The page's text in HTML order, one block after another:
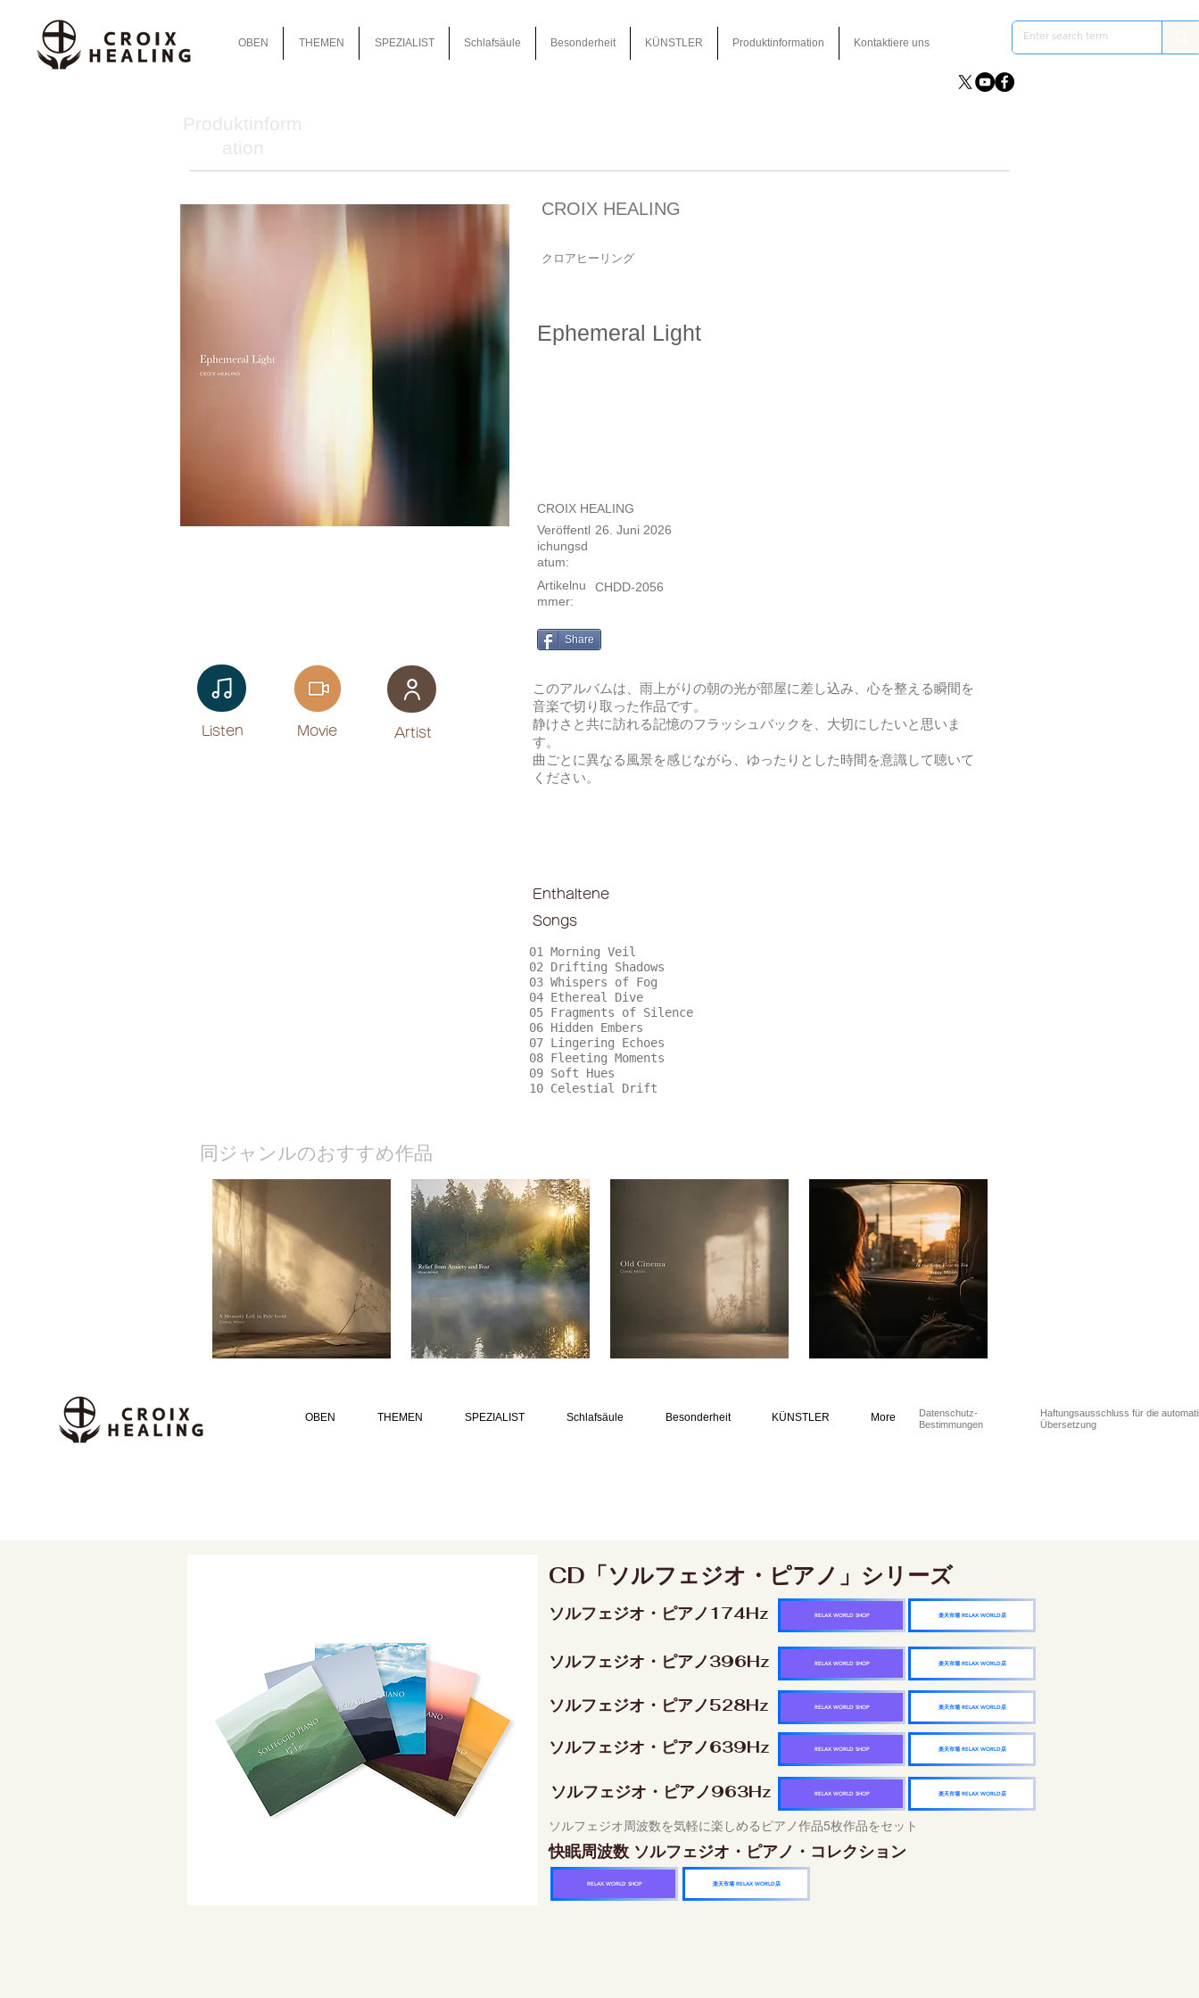
OBEN THEMEN SPEZIALIST Schlafsäule Besonderheit KÜNSTLER Produktinformation Kontaktiere uns
Produktinform
ation
Listen​ Movie ​Artist
CROIX HEALING
クロアヒーリング
Ephemeral Light
CROIX HEALING
26. Juni 2026
Veröffentl
ichungsd
atum:
Artikelnu
mmer:
CHDD-2056
Share
このアルバムは、雨上がりの朝の光が部屋に差し込み、心を整える瞬間を
音楽で切り取った作品です。
静けさと共に訪れる記憶のフラッシュバックを、大切にしたいと思いま
す。
曲ごとに異なる風景を感じながら、ゆったりとした時間を意識して聴いて
ください。
Enthaltene
Songs
01 Morning Veil
02 Drifting Shadows
03 Whispers of Fog
04 Ethereal Dive
05 Fragments of Silence
06 Hidden Embers
07 Lingering Echoes
08 Fleeting Moments
09 Soft Hues
10 Celestial Drift
​同ジャンルのおすすめ作品
OBEN THEMEN SPEZIALIST Schlafsäule Besonderheit KÜNSTLER More
Datenschutz-
Bestimmungen
Haftungsausschluss für die
Übersetzung
CD「ソルフェジオ・ピアノ」シリーズ
ソルフェジオ・ピアノ174Hz 楽天市場 RELAX WORLD店
RELAX WORLD SHOP
ソルフェジオ・ピアノ396Hz 楽天市場 RELAX WORLD店
RELAX WORLD SHOP
ソルフェジオ・ピアノ528Hz 楽天市場 RELAX WORLD店
RELAX WORLD SHOP
ソルフェジオ・ピアノ639Hz 楽天市場 RELAX WORLD店
RELAX WORLD SHOP
ソルフェジオ・ピアノ963Hz 楽天市場 RELAX WORLD店
RELAX WORLD SHOP
ソルフェジオ周波数を気軽に楽しめるピアノ作品5枚作品をセット
快眠周波数 ソルフェジオ・ピアノ・コレクション
RELAX WORLD SHOP 楽天市場 RELAX WORLD店